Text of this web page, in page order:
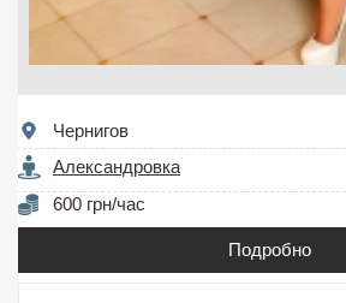
Чернигов
Александровка
600 грн/час
Подробно